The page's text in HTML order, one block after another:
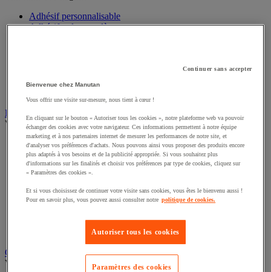
Adhésif personnalisable
Dévidoir et kit
Pistolet à colle
Bac
Voir toute la catégorie
Accessoires pour bac
Bac à bec
Bac de rangement
Bac de transport
Bac gerbable
Rangement pour bacs
Caisse carton, enveloppe et boîte postale
Continuer sans accepter
Bienvenue chez Manutan
Vous offrir une visite sur-mesure, nous tient à cœur !
En cliquant sur le bouton « Autoriser tous les cookies », notre plateforme web va pouvoir
échanger des cookies avec votre navigateur. Ces informations permettent à notre équipe
marketing et à nos partenaires internet de mesurer les performances de notre site, et
d'analyser vos préférences d'achats. Nous pouvons ainsi vous proposer des produits encore
plus adaptés à vos besoins et de la publicité appropriée. Si vous souhaitez plus
d'informations sur les finalités et choisir vos préférences par type de cookies, cliquez sur
« Paramètres des cookies ».
Et si vous choisissez de continuer votre visite sans cookies, vous êtes le bienvenu aussi !
Pour en savoir plus, vous pouvez aussi consulter notre politique de cookies.
Autoriser tous les cookies
Paramètres des cookies